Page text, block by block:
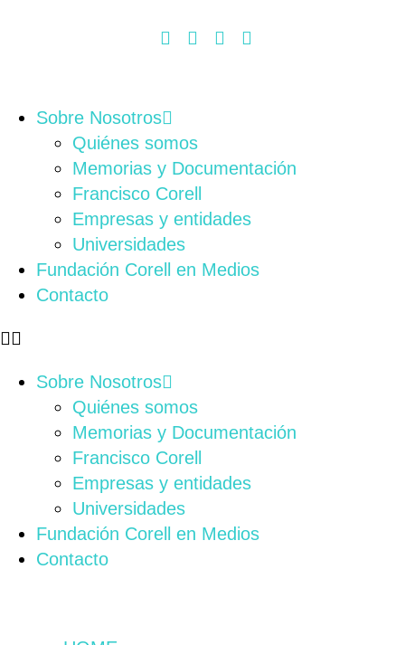
Sobre Nosotros
Quiénes somos
Memorias y Documentación
Francisco Corell
Empresas y entidades
Universidades
Fundación Corell en Medios
Contacto
Sobre Nosotros
Quiénes somos
Memorias y Documentación
Francisco Corell
Empresas y entidades
Universidades
Fundación Corell en Medios
Contacto